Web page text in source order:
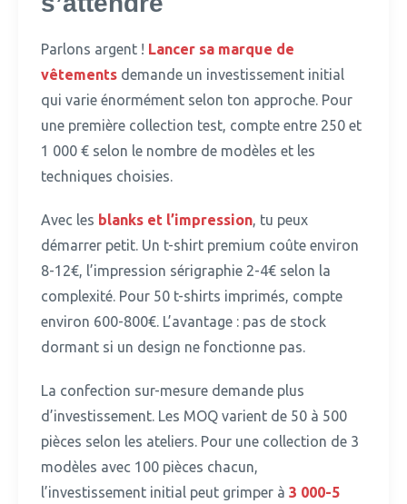
Parlons argent ! Lancer sa marque de
vêtements demande un investissement initial
qui varie énormément selon ton approche. Pour
une première collection test, compte entre 250 et
1 000 € selon le nombre de modèles et les
techniques choisies.
Avec les blanks et l’impression, tu peux
démarrer petit. Un t-shirt premium coûte environ
8-12€, l’impression sérigraphie 2-4€ selon la
complexité. Pour 50 t-shirts imprimés, compte
environ 600-800€. L’avantage : pas de stock
dormant si un design ne fonctionne pas.
La confection sur-mesure demande plus
d’investissement. Les MOQ varient de 50 à 500
pièces selon les ateliers. Pour une collection de 3
modèles avec 100 pièces chacun,
l’investissement initial peut grimper à 3 000-5